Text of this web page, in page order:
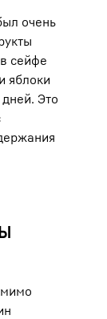
очень
сейфе
яблоки
Это